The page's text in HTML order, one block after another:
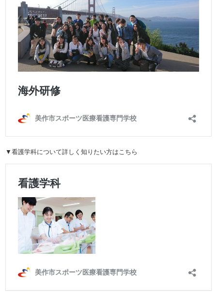
▼看護学科について詳しく知りたい方はこちら